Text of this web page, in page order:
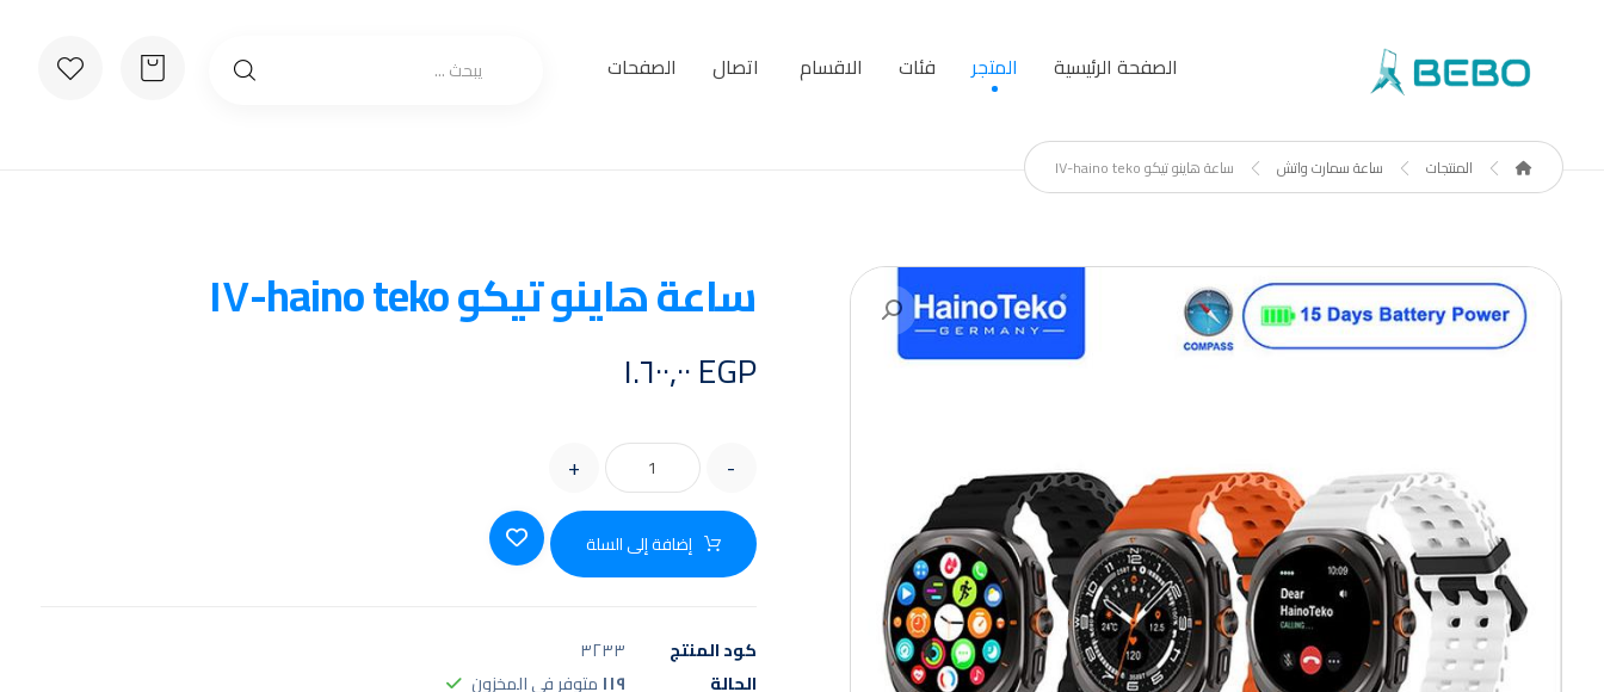
الصفحة الرئيسية المتجر فئات الاقسام اتصال الصفحات
المنتجات ساعة سمارت واتش ساعة هاينو تيكو haino teko-١٧
تكبير الصورة ساعة هاينو تيكو haino teko-١٧
EGP
-
+
إضافة إلى السلة
كود المنتج
٣٢٣٣
الحالة
١١٩ متوفر في المخزون